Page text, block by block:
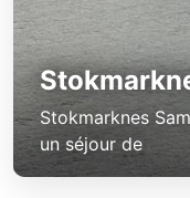
Stokmarknes
un séjour de